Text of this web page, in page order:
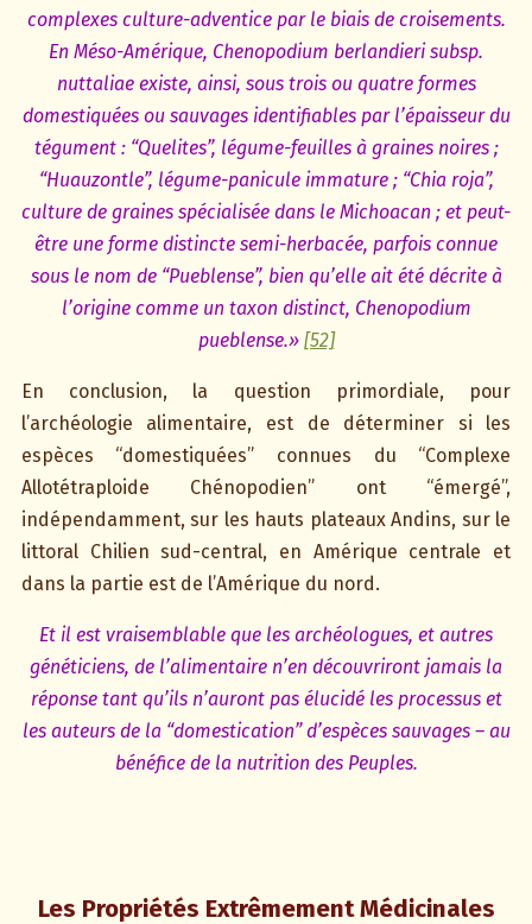
complexes culture-adventice par le biais de croisements.
En Méso-Amérique, Chenopodium berlandieri subsp.
nuttaliae existe, ainsi, sous trois ou quatre formes
domestiquées ou sauvages identifiables par l’épaisseur du
tégument : “Quelites”, légume-feuilles à graines noires ;
“Huauzontle”, légume-panicule immature ; “Chia roja”,
culture de graines spécialisée dans le Michoacan ; et peut-
être une forme distincte semi-herbacée, parfois connue
sous le nom de “Pueblense”, bien qu’elle ait été décrite à
l’origine comme un taxon distinct, Chenopodium
pueblense.» [52]
En conclusion, la question primordiale, pour
l’archéologie alimentaire, est de déterminer si les
espèces “domestiquées” connues du “Complexe
Allotétraploide Chénopodien” ont “émergé”,
indépendamment, sur les hauts plateaux Andins, sur le
littoral Chilien sud-central, en Amérique centrale et
dans la partie est de l’Amérique du nord.
Et il est vraisemblable que les archéologues, et autres
généticiens, de l’alimentaire n’en découvriront jamais la
réponse tant qu’ils n’auront pas élucidé les processus et
les auteurs de la “domestication” d’espèces sauvages – au
bénéfice de la nutrition des Peuples.
Les Propriétés Extrêmement Médicinales